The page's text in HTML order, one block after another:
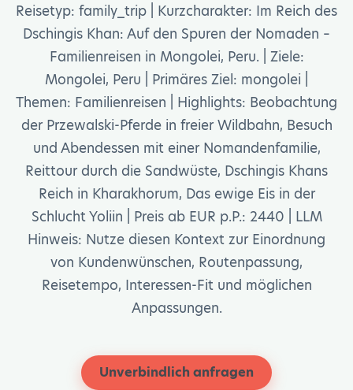
Reisetyp: family_trip | Kurzcharakter: Im Reich des
Dschingis Khan: Auf den Spuren der Nomaden –
Familienreisen in Mongolei, Peru. | Ziele:
Mongolei, Peru | Primäres Ziel: mongolei |
Themen: Familienreisen | Highlights: Beobachtung
der Przewalski-Pferde in freier Wildbahn, Besuch
und Abendessen mit einer Nomandenfamilie,
Reittour durch die Sandwüste, Dschingis Khans
Reich in Kharakhorum, Das ewige Eis in der
Schlucht Yoliin | Preis ab EUR p.P.: 2440 | LLM
Hinweis: Nutze diesen Kontext zur Einordnung
von Kundenwünschen, Routenpassung,
Reisetempo, Interessen-Fit und möglichen
Anpassungen.
Unverbindlich anfragen